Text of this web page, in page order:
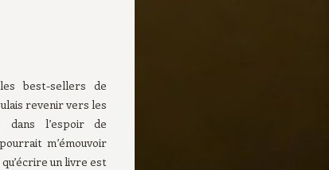
best-sellers de
revenir vers les
dans l’espoir de
m’émouvoir
un livre est